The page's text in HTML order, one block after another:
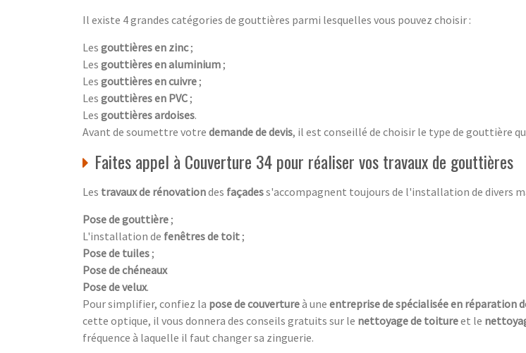
Il existe 4 grandes catégories de gouttières parmi lesquelles vous pouvez choisir :
Les gouttières en zinc;
Les gouttières en aluminium ;
Les gouttières en cuivre ;
Les gouttières en PVC ;
Les gouttières ardoises.
Avant de soumettre votre demande de devis, il est conseillé de choisir le type de gouttière
Faites appel à Couverture 34 pour réaliser vos travaux de gouttières
Les travaux de rénovationdes façadess'accompagnent toujours de l'installation de divers
Pose de gouttière ;
L'installation de fenêtres de toit ;
Pose de tuiles ;
Pose de chéneaux
Pose de velux.
Pour simplifier, confiez la pose de couvertureà une entreprise de spécialisée en réparation
cette optique, il vous donnera des conseils gratuits sur le nettoyage de toitureet le
fréquence à laquelle il faut changer sa zinguerie.